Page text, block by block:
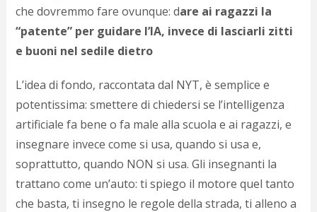
che dovremmo fare ovunque: dare ai ragazzi la
“patente” per guidare l’IA, invece di lasciarli zitti
e buoni nel sedile dietro
L’idea di fondo, raccontata dal NYT, è semplice e
potentissima: smettere di chiedersi se l’intelligenza
artificiale fa bene o fa male alla scuola e ai ragazzi, e
insegnare invece come si usa, quando si usa e,
soprattutto, quando NON si usa. Gli insegnanti la
trattano come un’auto: ti spiego il motore quel tanto
che basta, ti insegno le regole della strada, ti alleno a